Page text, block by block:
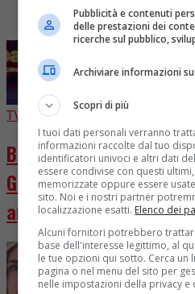
I più letti
TV 1 giorno fa
Ballando con le Stelle
Giuria rivoluzionata con
arrivo
Pubblicità e contenuti
delle prestazioni dei
ricerche sul pubblico,
Archiviare informazioni
Scopri di più
I tuoi dati personali verranno
informazioni raccolte dal tuo
identificatori univoci e altri dati
essere condivise con questi
memorizzate oppure essere
sito. Noi e i nostri partner
localizzazione esatti. Elenco dei
Alcuni fornitori potrebbero
base dell'interesse legittimo, al
le tue opzioni qui sotto. Cerca un
pagina o nel menu del sito per
nelle impostazioni della privacy e